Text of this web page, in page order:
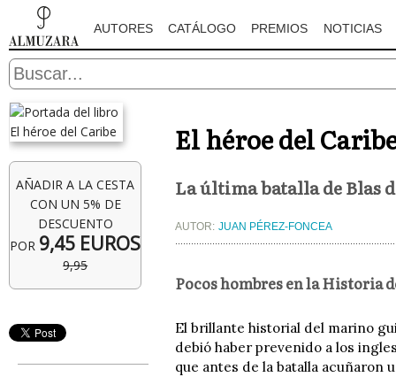
AUTORES CATÁLOGO PREMIOS NOTICIAS
AÑADIR A LA CESTA
CON UN 5% DE
DESCUENTO
POR 9,45 EUROS
9,95
El héroe del
La última batalla de Blas
AUTOR: JUAN PÉREZ-FONCEA
Pocos hombres en la Historia
El brillante historial del marino
debió haber prevenido a los
que antes de la batalla acuñaron